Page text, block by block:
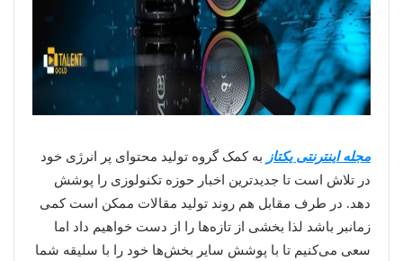
مجله اینترنتی یکتاز
به کمک گروه تولید محتوای پر انرژی خود
در تلاش است تا جدیدترین اخبار حوزه تکنولوزی را پوشش
دهد. در طرف مقابل هم روند تولید مقالات ممکن است کمی
زمانبر باشد لذا بخشی از تازه‌ها را از دست خواهیم داد اما
سعی می‌کنیم تا با پوشش سایر بخش‌ها خود را با سلیقه شما